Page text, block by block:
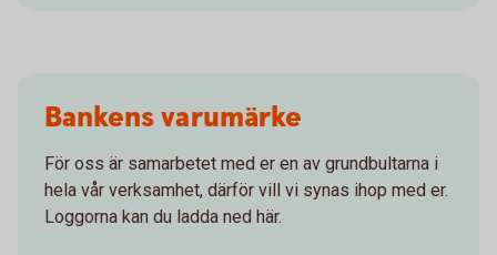
Bankens varumärke
För oss är samarbetet med er en av grundbultarna i
hela vår verksamhet, därför vill vi synas ihop med er.
Loggorna kan du ladda ned här.